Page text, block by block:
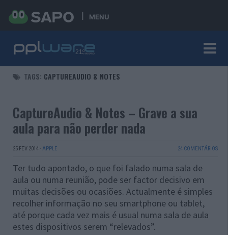
MENU
TAGS: CAPTUREAUDIO & NOTES
CaptureAudio & Notes – Grave a sua
aula para não perder nada
25 FEV 2014 · APPLE 24 COMENTÁRIOS
Ter tudo apontado, o que foi falado numa sala de
aula ou numa reunião, pode ser factor decisivo em
muitas decisões ou ocasiões. Actualmente é simples
recolher informação no seu smartphone ou tablet,
até porque cada vez mais é usual numa sala de aula
estes dispositivos serem “relevados”.